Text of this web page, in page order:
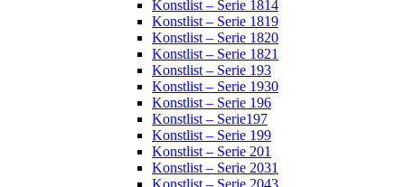
Konstlist – Serie 1814
Konstlist – Serie 1819
Konstlist – Serie 1820
Konstlist – Serie 1821
Konstlist – Serie 193
Konstlist – Serie 1930
Konstlist – Serie 196
Konstlist – Serie197
Konstlist – Serie 199
Konstlist – Serie 201
Konstlist – Serie 2031
Konstlist – Serie 2043